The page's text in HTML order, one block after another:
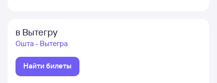
в Вытегру
Ошта - Вытегра
Найти билеты